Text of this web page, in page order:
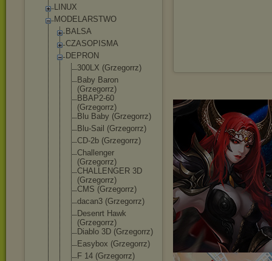
LINUX
MODELARSTWO
BALSA
CZASOPISMA
DEPRON
300LX (Grzegorrz)
Baby Baron
(Grzegorrz)
BBAP2-60
(Grzegorrz)
Blu Baby (Grzegorrz)
Blu-Sail (Grzegorrz)
CD-2b (Grzegorrz)
Challenger
(Grzegorrz)
CHALLENGER 3D
(Grzegorrz)
CMS (Grzegorrz)
dacan3 (Grzegorrz)
Desenrt Hawk
(Grzegorrz)
Diablo 3D (Grzegorrz)
Easybox (Grzegorrz)
F 14 (Grzegorrz)